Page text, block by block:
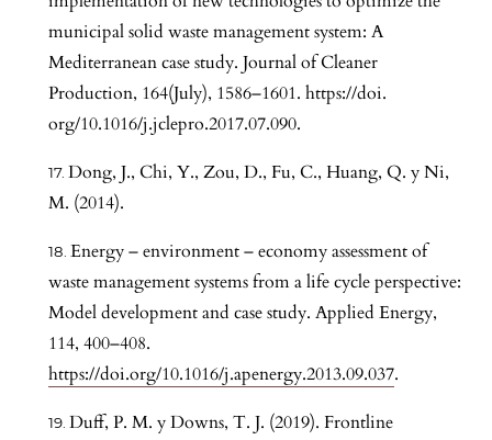
municipal solid waste management system: A
Mediterranean case study. Journal of Cleaner
Production, 164(July), 1586–1601. https://doi.
org/10.1016/j.jclepro.2017.07.090.
Dong, J., Chi, Y., Zou, D., Fu, C., Huang, Q. y Ni,
M. (2014).
Energy – environment – economy assessment of
waste management systems from a life cycle perspective:
Model development and case study. Applied Energy,
114, 400–408.
https://doi.org/10.1016/j.apenergy.2013.09.037.
Duff, P. M. y Downs, T. J. (2019). Frontline